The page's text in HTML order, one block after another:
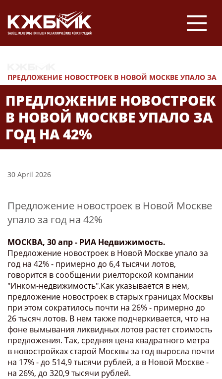
ПРЕДЛОЖЕНИЕ НОВОСТРОЕК В НОВОЙ МОСКВЕ УПАЛО ЗА
ГОД НА 42%
ПРЕДЛОЖЕНИЕ НОВОСТРОЕК
В НОВОЙ МОСКВЕ УПАЛО ЗА
ГОД НА 42%
30 April 2026
Предложение новостроек в Новой Москве
упало за год на 42%
МОСКВА, 30 апр - РИА Недвижимость.
Предложение новостроек в Новой Москве упало за
год на 42% - примерно до 6,4 тысячи лотов,
говорится в сообщении риелторской компании
"Инком-недвижимость".Как указывается в нем,
предложение новостроек в старых границах Москвы
при этом сократилось почти на 26% - примерно до
26 тысяч лотов. В нем также подчеркивается, что на
фоне вымывания ликвидных лотов растет стоимость
предложения. Так, средняя цена квадратного метра
в новостройках старой Москвы за год выросла почти
на 17% - до 514,9 тысячи рублей, а в Новой Москве -
на 26%, до 320,9 тысячи рублей.